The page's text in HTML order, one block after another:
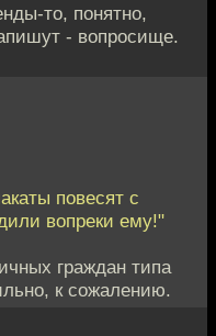
то, понятно,
- вопросище.
повесят с
вопреки ему!"
граждан типа
к сожалению.